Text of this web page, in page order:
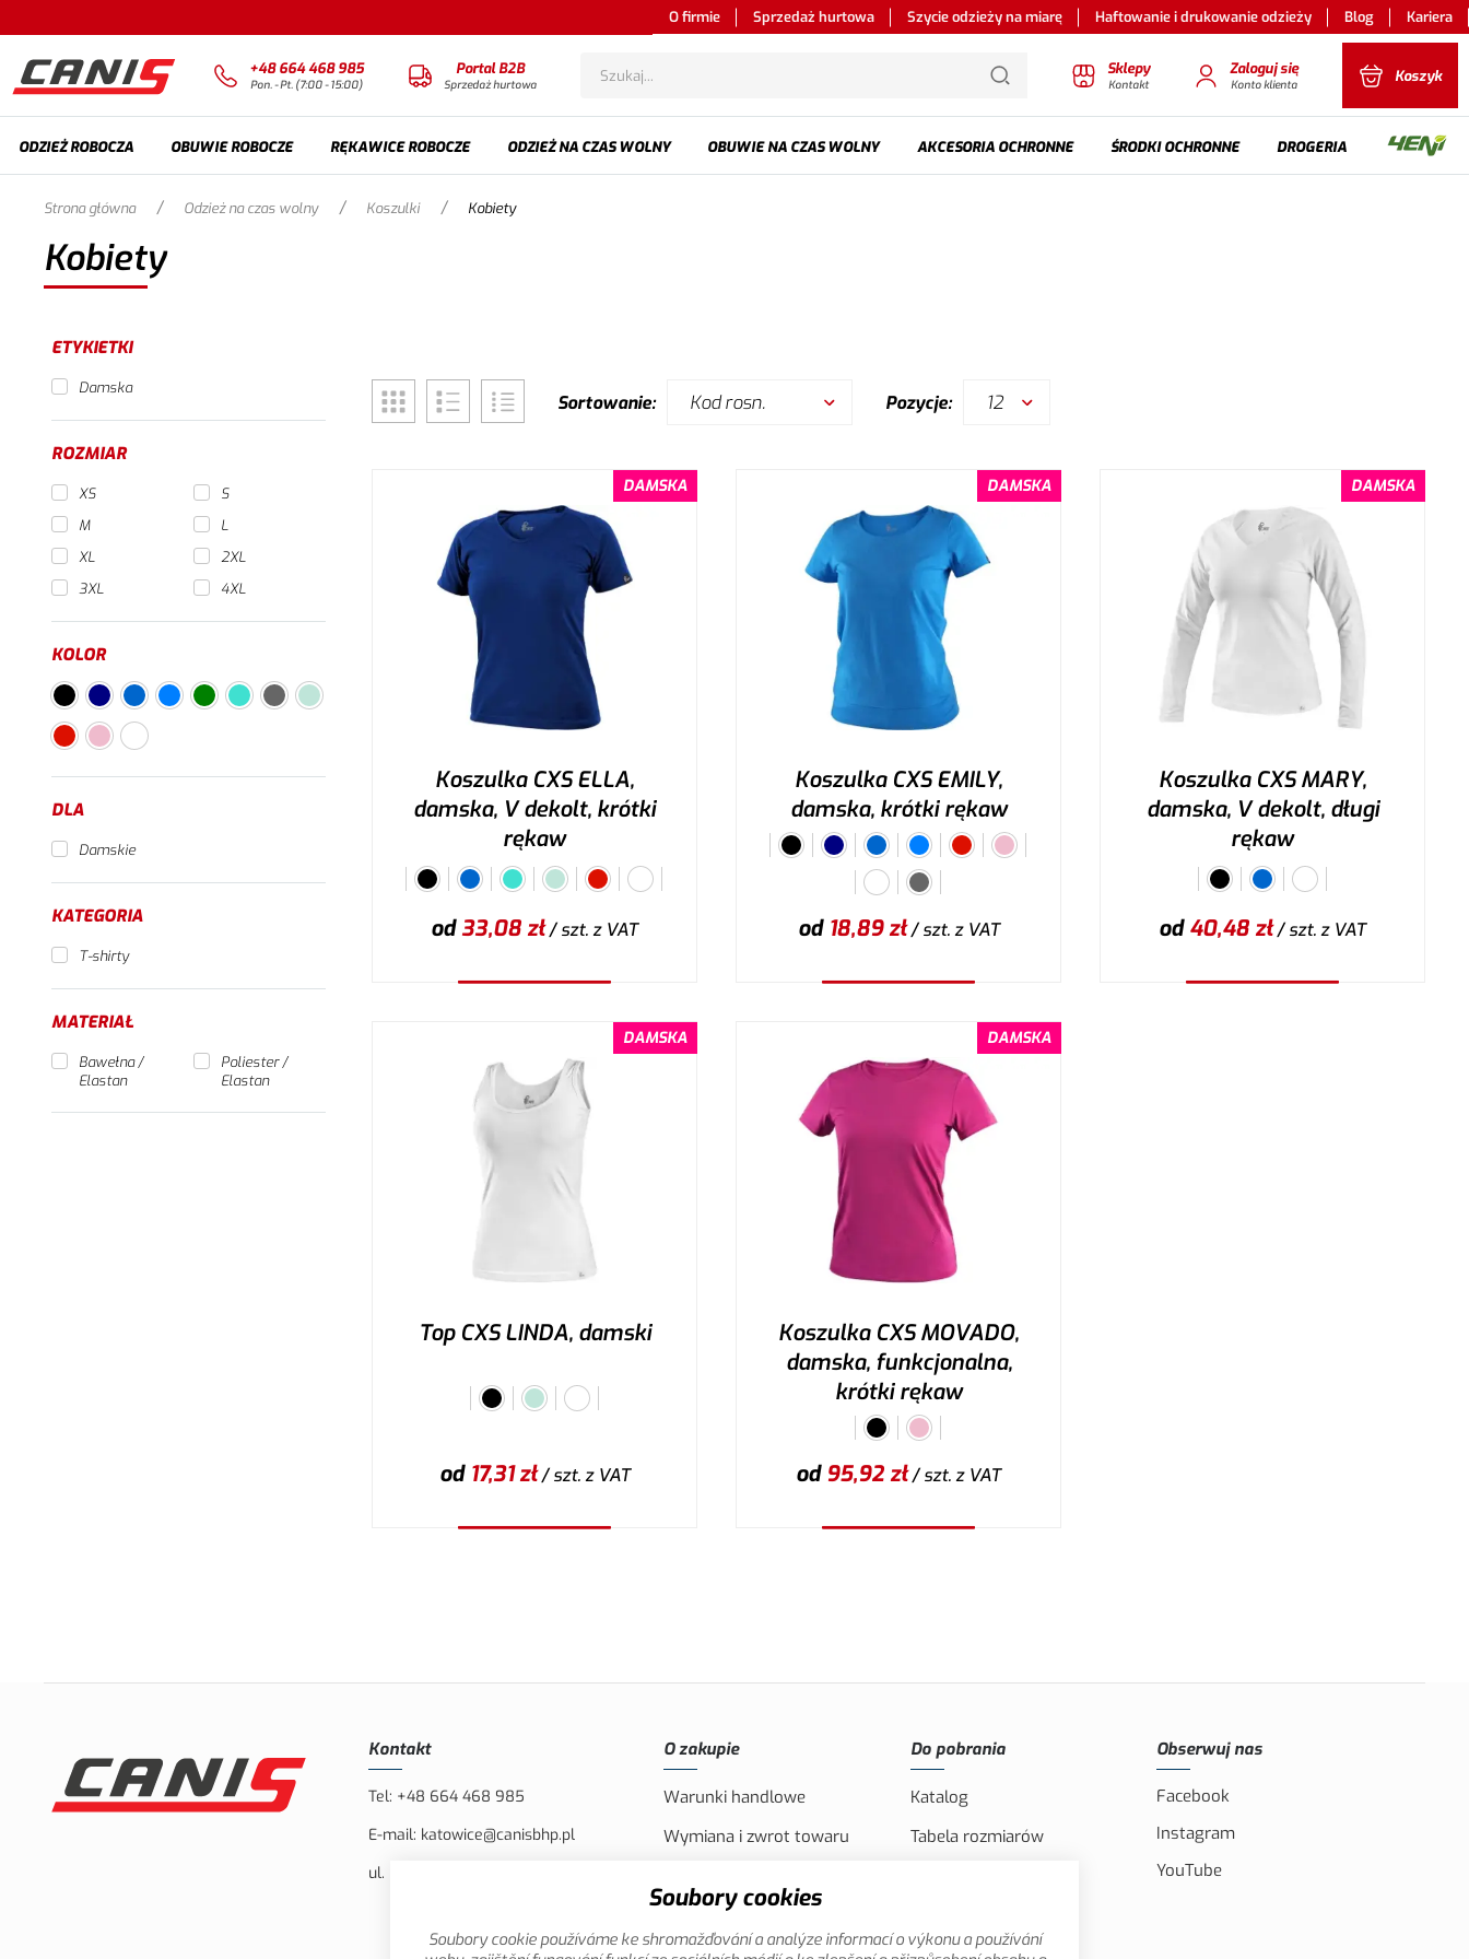
O firmie Sprzedaż hurtowa Szycie odzieży na miarę Haftowanie i drukowanie odzieży Blog Kariera
+48 664 468 985
Pon. - Pt. (7:00 - 15:00)
Portal B2B
Sprzedaż hurtowa
Sklepy
Kontakt
Zaloguj się
Konto klienta Koszyk
ODZIEŻ ROBOCZA OBUWIE ROBOCZE RĘKAWICE ROBOCZE ODZIEŻ NA CZAS WOLNY OBUWIE NA CZAS WOLNY AKCESORIA OCHRONNE ŚRODKI OCHRONNE DROGERIA
Strona główna / Odzież na czas wolny / Koszulki / Kobiety
Kobiety
ETYKIETKI
Damska
ROZMIAR
XS
S
M
L
XL
2XL
3XL
4XL
KOLOR
DLA
Damskie
KATEGORIA
T-shirty
MATERIAŁ
Bawełna /
Elastan
Poliester /
Elastan
Sortowanie: Kod rosn. Pozycje: 12
DAMSKA
Koszulka CXS ELLA,
damska, V dekolt, krótki
rękaw
od33,08zł/ szt.z VAT
DAMSKA
Koszulka CXS EMILY,
damska, krótki rękaw
od 18,89zł/ szt.z VAT
DAMSKA
Koszulka CXS MARY,
damska, V dekolt, długi
rękaw
od40,48zł/ szt.z VAT
DAMSKA
Top CXS LINDA, damski
od 17,31zł/ szt.z VAT
DAMSKA
Koszulka CXS MOVADO,
damska, funkcjonalna,
krótki rękaw
od95,92zł/ szt.z VAT
Kontakt
Tel: +48 664 468 985
E-mail: katowice@canisbhp.pl
ul. Bielska 132, 43-400 CIESZYN, PL
O zakupie
Warunki handlowe
Wymiana i zwrot towaru
Reklamacja
Oferta specjalna
Do pobrania
Katalog
Tabela rozmiarów
Obserwuj nas
Facebook
Instagram
YouTube
Soubory cookies
Soubory cookie používáme ke shromažďování a analýze informací o výkonu a používání